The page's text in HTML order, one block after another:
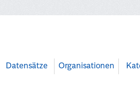
Datensätze Organisationen